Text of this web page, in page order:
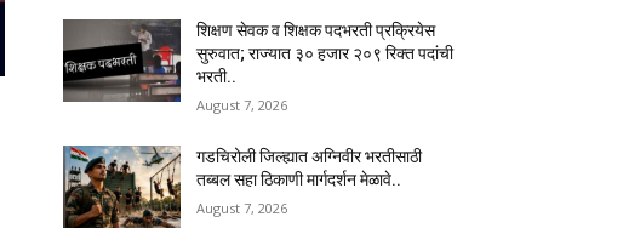
शिक्षण सेवक व शिक्षक पदभरती प्रक्रियेस
सुरुवात; राज्यात ३० हजार २०९ रिक्त पदांची
भरती..
August 7, 2026
गडचिरोली जिल्ह्यात अग्निवीर भरतीसाठी
तब्बल सहा ठिकाणी मार्गदर्शन मेळावे..
August 7, 2026